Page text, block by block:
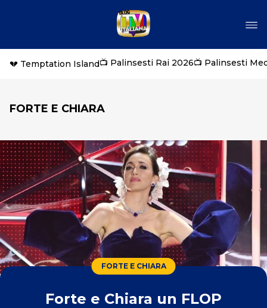
💔 Temptation Island📺 Palinsesti Rai 2026📺 Palinsesti
FORTE E CHIARA
FORTE E CHIARA
Forte e Chiara un FLOP